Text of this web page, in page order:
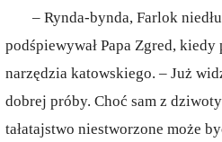
– Rynda-bynda, Farlok
podśpiewywał Papa Zgred,
narzędzia katowskiego. – Już
dobrej próby. Choć sam z
tałatajstwo niestworzone może